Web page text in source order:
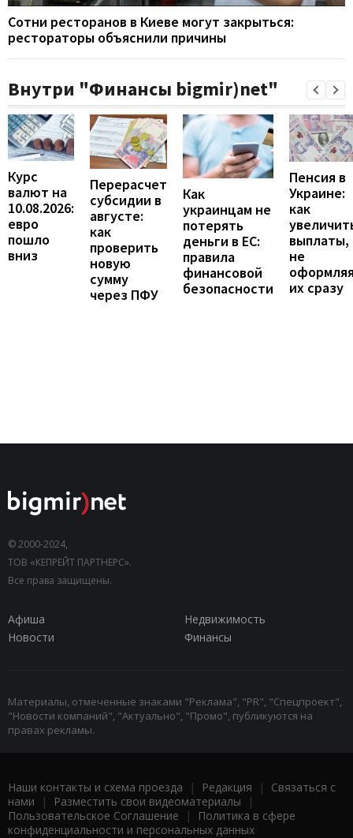
Сотни ресторанов в Киеве могут закрыться:
рестораторы объяснили причины
Внутри "Финансы bigmir)net"
Курс
валют на
10.08.2026:
евро
пошло
вниз
Перерасчет
субсидии в
августе:
как
проверить
новую
сумму
через ПФУ
Как
украинцам не
потерять
деньги в ЕС:
правила
финансовой
безопасности
Пенсия в
Украине:
как
выплаты,
не
их сразу
© 2000-2024,
ТОВ «КЕПРЕЙТ ПАРТНЕРС».
Все права защищены.
Афиша
Недвижимость
Новости
Финансы
Материалы, отмеченные знаками "Реклама", "PR", "Спецпроект",
"Новости компаний", "Актуально", "Промо", публикуются на
правах рекламы.
Наши контакты и схема проезда | Редакция | Связаться с
нами | Разместить свои видеоматериалы |
Пользовательское Соглашение |
Политика в сфере
конфиденциальности и персональных данных